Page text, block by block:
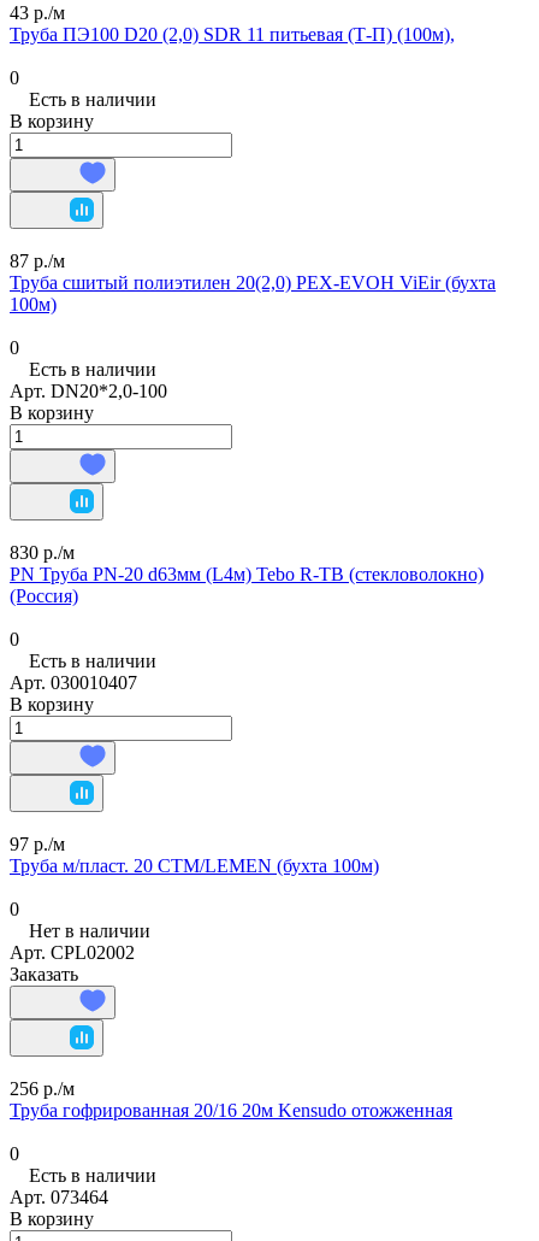
43 р./м
Труба ПЭ100 D20 (2,0) SDR 11 питьевая (Т-П) (100м),
0
Есть в наличии
В корзину
87 р./м
Труба сшитый полиэтилен 20(2,0) PEX-EVOH ViEir (бухта
100м)
0
Есть в наличии
Арт. DN20*2,0-100
В корзину
830 р./м
PN Труба PN-20 d63мм (L4м) Tebo R-TB (стекловолокно)
(Россия)
0
Есть в наличии
Арт. 030010407
В корзину
97 р./м
Труба м/пласт. 20 СТМ/LEMEN (бухта 100м)
0
Нет в наличии
Арт. CPL02002
Заказать
256 р./м
Труба гофрированная 20/16 20м Kensudo отожженная
0
Есть в наличии
Арт. 073464
В корзину